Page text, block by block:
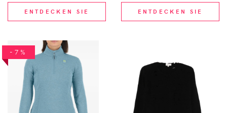
ENTDECKEN SIE ENTDECKEN SIE
-7%